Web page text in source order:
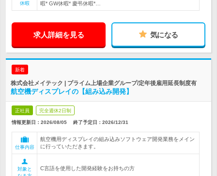
休暇
暇* GW休暇* 慶弔休暇*…
求人詳細を見る 気になる
新着
株式会社メイテック | プライム上場企業グループ/定年後雇用延長制度有
航空機ディスプレイの【組み込み開発】
正社員 完全週休2日制
情報更新日：2026/08/05 終了予定日： 2026/12/31
仕事内容
航空機用ディスプレイの組み込みソフトウェア開発業務をメイン
に行っていただきます。
対象と
C言語を使用した開発経験をお持ちの方